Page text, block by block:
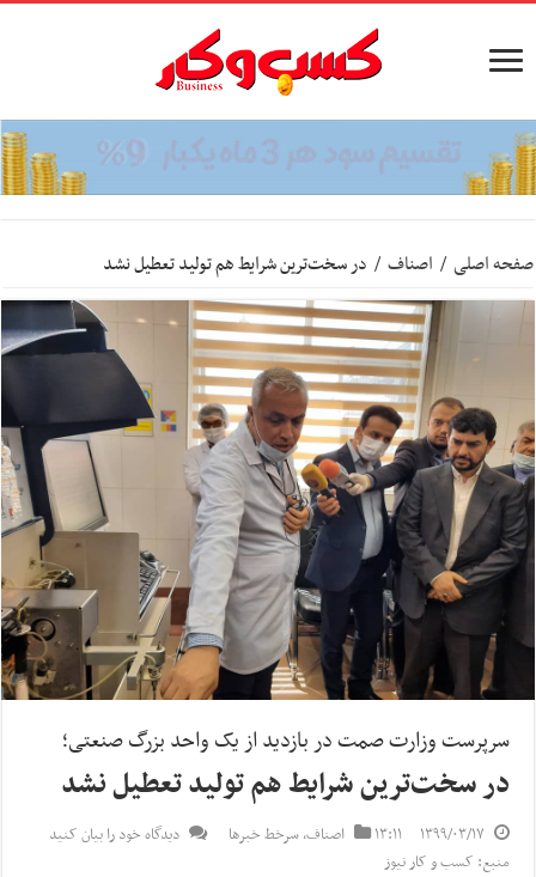
صفحه اصلی / اصناف / در سخت‌ترین شرایط هم تولید تعطیل نشد
سرپرست وزارت صمت در بازدید از یک واحد بزرگ صنعتی؛
در سخت‌ترین شرایط هم تولید تعطیل نشد
۱۳۹۹/۰۳/۱۷ ۱۳:۱۱ اصناف,سرخط خبرها
دیدگاه خود را بیان کنید
منبع: کسب و کار نیوز